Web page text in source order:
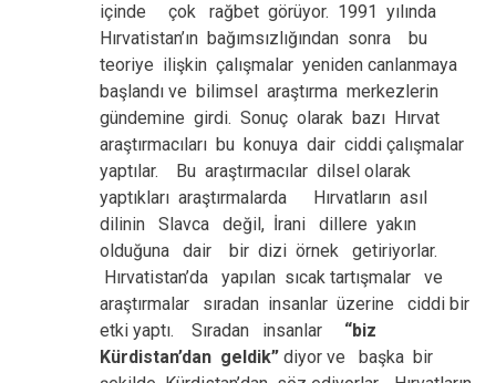
içinde çok rağbet görüyor. 1991 yılında
Hırvatistan’ın bağımsızlığından sonra bu
teoriye ilişkin çalışmalar yeniden canlanmaya
başlandı ve bilimsel araştırma merkezlerin
gündemine girdi. Sonuç olarak bazı Hırvat
araştırmacıları bu konuya dair ciddi çalışmalar
yaptılar. Bu araştırmacılar dilsel olarak
yaptıkları araştırmalarda Hırvatların asıl
dilinin Slavca değil, İrani dillere yakın
olduğuna dair bir dizi örnek getiriyorlar.
Hırvatistan’da yapılan sıcak tartışmalar ve
araştırmalar sıradan insanlar üzerine ciddi bir
etki yaptı. Sıradan insanlar “biz
Kürdistan’dan geldik” diyor ve başka bir